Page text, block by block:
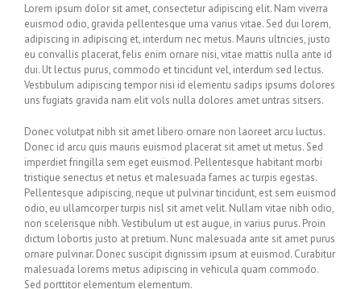
Lorem ipsum dolor sit amet, consectetur adipiscing elit. Nam viverra
euismod odio, gravida pellentesque urna varius vitae. Sed dui lorem,
adipiscing in adipiscing et, interdum nec metus. Mauris ultricies, justo
eu convallis placerat, felis enim ornare nisi, vitae mattis nulla ante id
dui. Ut lectus purus, commodo et tincidunt vel, interdum sed lectus.
Vestibulum adipiscing tempor nisi id elementu sadips ipsums dolores
uns fugiats gravida nam elit vols nulla dolores amet untras sitsers.
Donec volutpat nibh sit amet libero ornare non laoreet arcu luctus.
Donec id arcu quis mauris euismod placerat sit amet ut metus. Sed
imperdiet fringilla sem eget euismod. Pellentesque habitant morbi
tristique senectus et netus et malesuada fames ac turpis egestas.
Pellentesque adipiscing, neque ut pulvinar tincidunt, est sem euismod
odio, eu ullamcorper turpis nisl sit amet velit. Nullam vitae nibh odio,
non scelerisque nibh. Vestibulum ut est augue, in varius purus. Proin
dictum lobortis justo at pretium. Nunc malesuada ante sit amet purus
ornare pulvinar. Donec suscipit dignissim ipsum at euismod. Curabitur
malesuada lorems metus adipiscing in vehicula quam commodo.
Sed porttitor elementum elementum.